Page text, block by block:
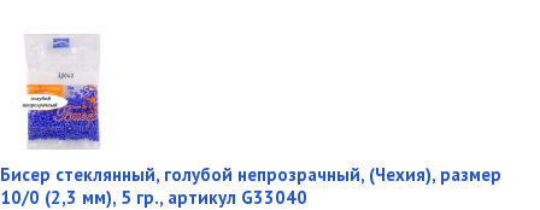
Бисер стеклянный, голубой непрозрачный, (Чехия), размер
10/0 (2,3 мм), 5 гр., артикул G33040